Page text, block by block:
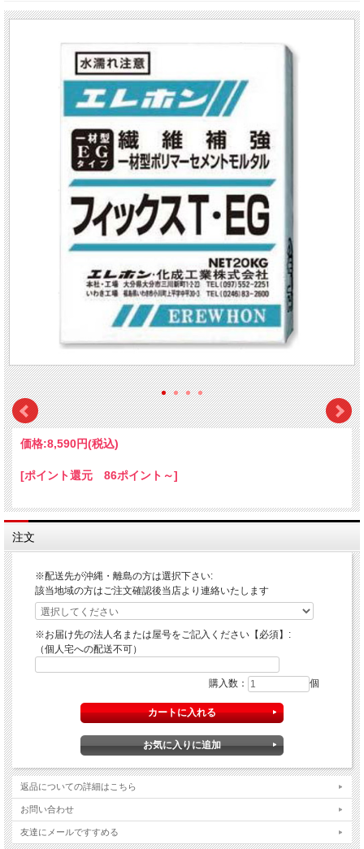
価格:8,590円(税込)
[ポイント還元 86ポイント～]
注文
※配送先が沖縄・離島の方は選択下さい:
該当地域の方はご注文確認後当店より連絡いたします
※お届け先の法人名または屋号をご記入ください【必須】:
（個人宅への配送不可）
購入数： 個
返品についての詳細はこちら
お問い合わせ
友達にメールですすめる